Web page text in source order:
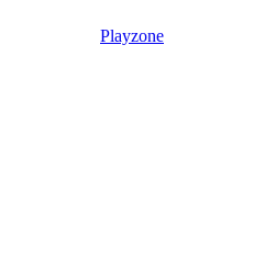
Playzone